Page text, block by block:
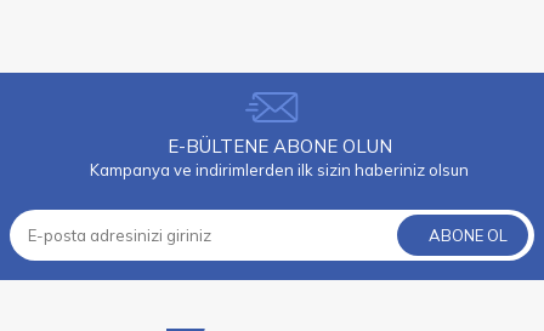
E-BÜLTENE ABONE OLUN
Kampanya ve indirimlerden ilk sizin haberiniz olsun
ABONE OL